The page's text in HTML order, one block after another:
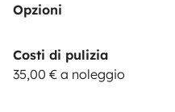
Opzioni
Costi di pulizia
35,00 € a noleggio